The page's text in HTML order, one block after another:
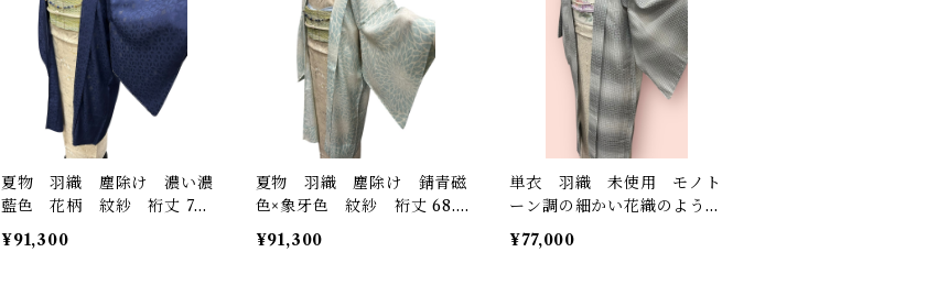
夏物 羽織 塵除け 濃い濃
藍色 花柄 紋紗 裄丈 70
㎝ 新品 K6660
¥91,300
夏物 羽織 塵除け 錆青磁
色×象牙色 紋紗 裄丈 68.5
㎝ 新品 K6674
¥91,300
単衣 羽織 未使用 モノト
ーン調の細かい花織のような
柄 暈しが入った白黒の段染
め 粋 しつけ糸と反端あ
¥77,000